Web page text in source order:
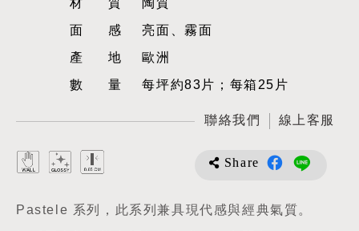
材質陶質
面感亮面、霧面
產地歐洲
數量每坪約83片；每箱25片
聯絡我們 線上客服
Share
Pastele 系列，此系列兼具現代感與經典氣質。